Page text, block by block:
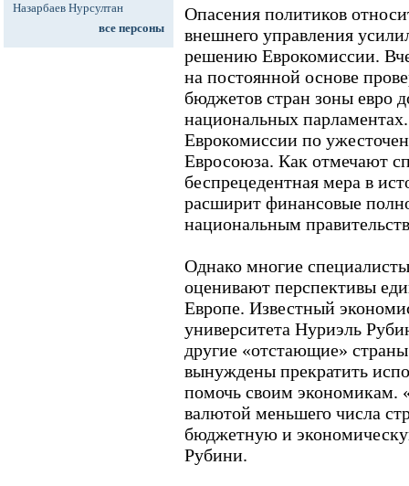
Назарбаев Нурсултан
все персоны
Опасения политиков
внешнего управления
решению Еврокомиссии.
на постоянной основе
бюджетов стран зоны евро
национальных
Еврокомиссии по
Евросоюза. Как отмечают
беспрецедентная мера в
расширит финансовые
национальным
Однако многие
оценивают перспективы
Европе. Известный
университета Нуриэль
другие «отстающие»
вынуждены прекратить
помочь своим экономикам.
валютой меньшего числа
бюджетную и
Рубини.